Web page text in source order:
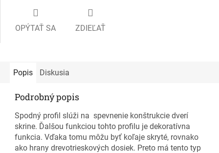
OPÝTAŤ SA ZDIEĽAŤ
Popis Diskusia
Podrobný popis
Spodný profil slúži na spevnenie konštrukcie dverí
skrine. Ďalšou funkciou tohto profilu je dekoratívna
funkcia. Vďaka tomu môžu byť koľaje skryté, rovnako
ako hrany drevotrieskových dosiek. Preto má tento typ